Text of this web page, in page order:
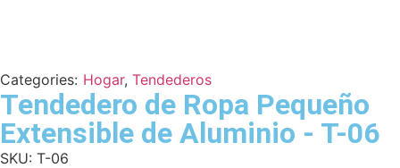
Categories: Hogar, Tendederos
Tendedero de Ropa Pequeño
Extensible de Aluminio - T-06
SKU: T-06